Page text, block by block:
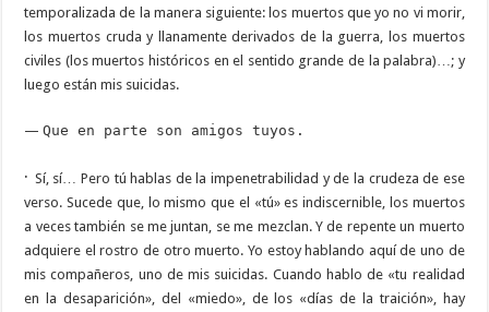
temporalizada de la manera siguiente: los muertos que yo no vi morir,
los muertos cruda y llanamente derivados de la guerra, los muertos
civiles (los muertos históricos en el sentido grande de la palabra)…; y
luego están mis suicidas.
—Que en parte son amigos tuyos.
· Sí, sí… Pero tú hablas de la impenetrabilidad y de la crudeza de ese
verso. Sucede que, lo mismo que el «tú» es indiscernible, los muertos
a veces también se me juntan, se me mezclan. Y de repente un muerto
adquiere el rostro de otro muerto. Yo estoy hablando aquí de uno de
mis compañeros, uno de mis suicidas. Cuando hablo de «tu realidad
en la desaparición», del «miedo», de los «días de la traición», hay